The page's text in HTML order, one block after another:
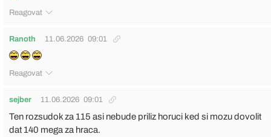
Reagovat
Ranoth 11.06.2026 09:01
Reagovat
sejber 11.06.2026 09:01
Ten rozsudok za 115 asi nebude priliz horuci ked si mozu dovolit
dat 140 mega za hraca.